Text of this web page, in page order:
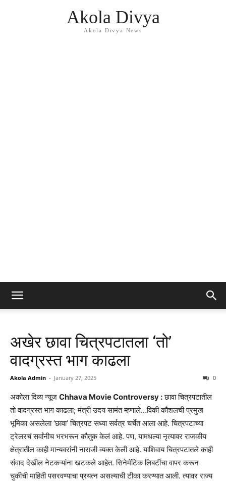
Akola Divya
Akola Divya News
अखेर छावा चित्रपटातला ‘तो’
वादग्रस्त भाग काढला
Akola Admin - January 27, 2025 0
अकोला दिव्य न्यूज Chhava Movie Controversy :छावा चित्रपटातील
तो वादग्रस्त भाग काढला; मंत्री उदय सामंत म्हणाले…विकी कौशलची प्रमुख
भूमिका असलेला ‘छावा’ चित्रपट सध्या सर्वत्र चर्चेत आला आहे. चित्रपटाच्या
ट्रेलरचं सर्वांनीच भरभरून कौतुक केलं आहे. पण, यामधल्या नृत्यावर राजकीय
क्षेत्रातील काही मान्यवरांनी नाराजी व्यक्त केली आहे. याशिवाय चित्रपटातले काही
संवाद देखील नेटकऱ्यांना खटकले आहेत. सिनेमॅटिक लिबर्टीचा वापर करून
चुकीची माहिती पसरवण्याचा प्रयत्न असल्याची टीका करण्यात आली. त्यावर राज्य